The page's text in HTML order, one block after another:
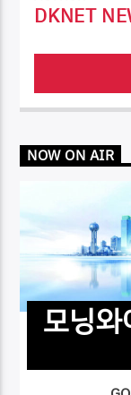
DKNET
NOW ON AIR
모닝와